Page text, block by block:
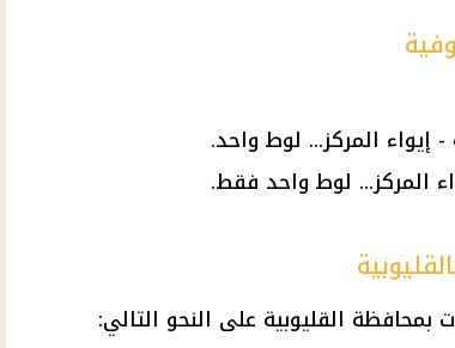
المركز... لوط واحد.
المركز... لوط واحد فقط.
بمحافظة القليوبية على النحو التالي: